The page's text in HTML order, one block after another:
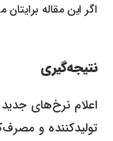
اگر این مقاله
نتیجه‌گیری
اعلام نرخ‌های
تولیدکننده و